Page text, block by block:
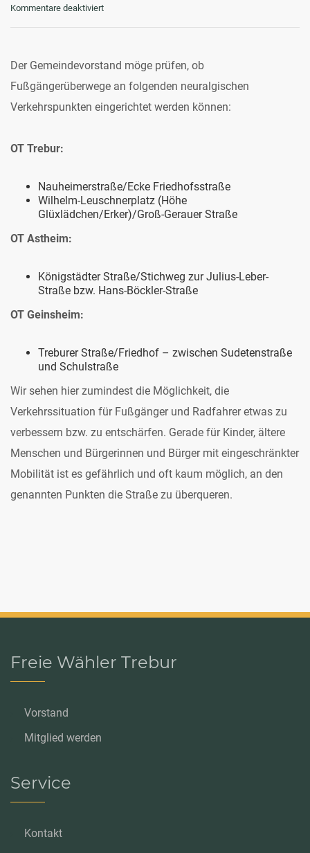
Kommentare deaktiviertfür
Punkten
Der Gemeindevorstand möge prüfen, ob
Fußgängerüberwege an folgenden neuralgischen
Verkehrspunkten eingerichtet werden können:
OT Trebur:
Nauheimerstraße/Ecke Friedhofsstraße
Wilhelm-Leuschnerplatz (Höhe
Glüxlädchen/Erker)/Groß-Gerauer Straße
OT Astheim:
Königstädter Straße/Stichweg zur Julius-Leber-
Straße bzw. Hans-Böckler-Straße
OT Geinsheim:
Treburer Straße/Friedhof – zwischen Sudetenstraße
und Schulstraße
Wir sehen hier zumindest die Möglichkeit, die
Verkehrssituation für Fußgänger und Radfahrer etwas zu
verbessern bzw. zu entschärfen. Gerade für Kinder, ältere
Menschen und Bürgerinnen und Bürger mit eingeschränkter
Mobilität ist es gefährlich und oft kaum möglich, an den
genannten Punkten die Straße zu überqueren.
Freie Wähler Trebur
Vorstand
Mitglied werden
Service
Kontakt